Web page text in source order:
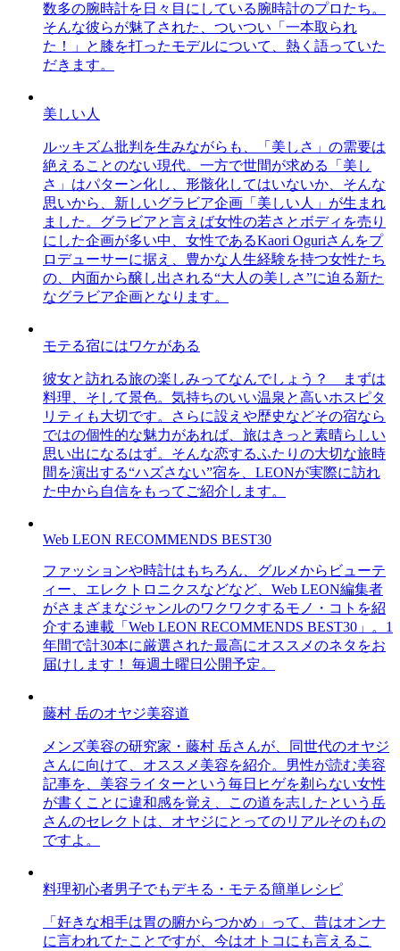
数多の腕時計を日々目にしている腕時計のプロたち。
そんな彼らが魅了された、ついつい「一本取られ
た！」と膝を打ったモデルについて、熱く語っていた
だきます。
美しい人
ルッキズム批判を生みながらも、「美しさ」の需要は
絶えることのない現代。一方で世間が求める「美し
さ」はパターン化し、形骸化してはいないか、そんな
思いから、新しいグラビア企画「美しい人」が生まれ
ました。グラビアと言えば女性の若さとボディを売り
にした企画が多い中、女性であるKaori Oguriさんをプ
ロデューサーに据え、豊かな人生経験を持つ女性たち
の、内面から醸し出される“大人の美しさ”に迫る新た
なグラビア企画となります。
モテる宿にはワケがある
彼女と訪れる旅の楽しみってなんでしょう？ まずは
料理、そして景色。気持ちのいい温泉と高いホスピタ
リティも大切です。さらに設えや歴史などその宿なら
ではの個性的な魅力があれば、旅はきっと素晴らしい
思い出になるはず。そんな恋するふたりの大切な旅時
間を演出する“ハズさない”宿を、LEONが実際に訪れ
た中から自信をもってご紹介します。
Web LEON RECOMMENDS BEST30
ファッションや時計はもちろん、グルメからビューテ
ィー、エレクトロニクスなどなど、Web LEON編集者
がさまざまなジャンルのワクワクするモノ・コトを紹
介する連載「Web LEON RECOMMENDS BEST30」。1
年間で計30本に厳選された最高にオススメのネタをお
届けします！ 毎週土曜日公開予定。
藤村 岳のオヤジ美容道
メンズ美容の研究家・藤村 岳さんが、同世代のオヤジ
さんに向けて、オススメ美容を紹介。男性が読む美容
記事を、美容ライターという毎日ヒゲを剃らない女性
が書くことに違和感を覚え、この道を志したという岳
さんのセレクトは、オヤジにとってのリアルそのもの
ですよ。
料理初心者男子でもデキる・モテる簡単レシピ
「好きな相手は胃の腑からつかめ」って、昔はオンナ
に言われてたことですが、今はオトコにも言えるこ